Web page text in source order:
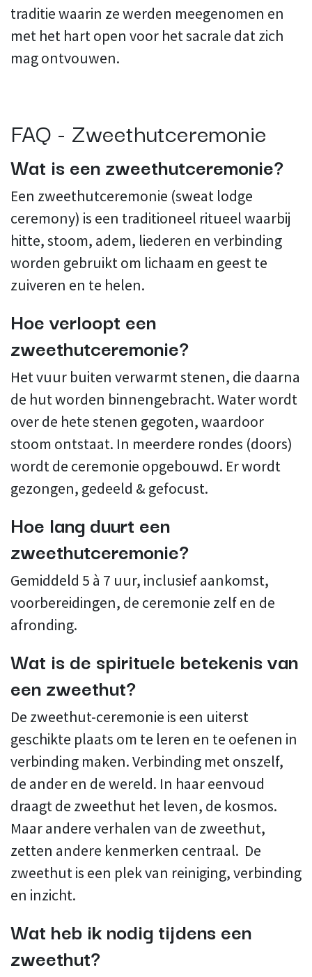
traditie waarin ze werden meegenomen en
met het hart open voor het sacrale dat zich
mag ontvouwen.
FAQ - Zweethutceremonie
Wat is een zweethutceremonie?
Een zweethutceremonie (sweat lodge
ceremony) is een traditioneel ritueel waarbij
hitte, stoom, adem, liederen en verbinding
worden gebruikt om lichaam en geest te
zuiveren en te helen.
Hoe verloopt een
zweethutceremonie?
Het vuur buiten verwarmt stenen, die daarna
de hut worden binnengebracht. Water wordt
over de hete stenen gegoten, waardoor
stoom ontstaat. In meerdere rondes (doors)
wordt de ceremonie opgebouwd. Er wordt
gezongen, gedeeld & gefocust.
Hoe lang duurt een
zweethutceremonie?
Gemiddeld 5 à 7 uur, inclusief aankomst,
voorbereidingen, de ceremonie zelf en de
afronding.
Wat is de spirituele betekenis van
een zweethut?
De zweethut-ceremonie is een uiterst
geschikte plaats om te leren en te oefenen in
verbinding maken. Verbinding met onszelf,
de ander en de wereld. In haar eenvoud
draagt de zweethut het leven, de kosmos.
Maar andere verhalen van de zweethut,
zetten andere kenmerken centraal. De
zweethut is een plek van reiniging, verbinding
en inzicht.
Wat heb ik nodig tijdens een
zweethut?